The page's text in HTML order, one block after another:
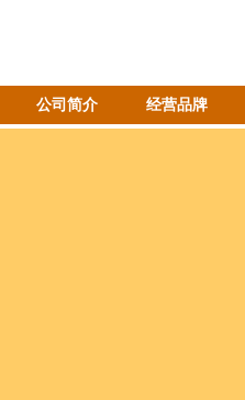
公司简介 经营品牌